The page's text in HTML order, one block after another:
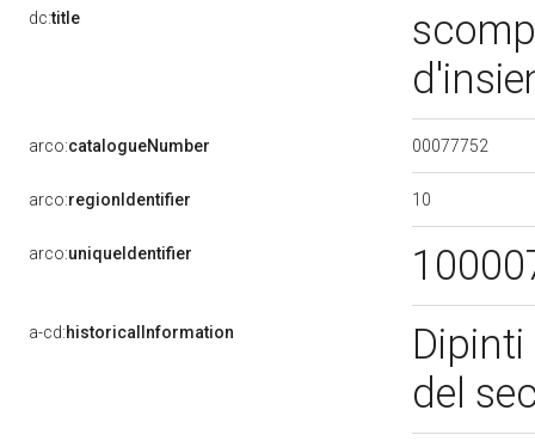
dc:title
arco:catalogueNumber 00077752
arco:regionIdentifier 10
arco:uniqueIdentifier
a-cd:historicalInformation
del